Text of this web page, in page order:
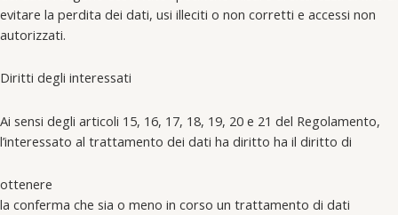
evitare la perdita dei dati, usi illeciti o non corretti e accessi non
autorizzati.
Diritti degli interessati
Ai sensi degli articoli 15, 16, 17, 18, 19, 20 e 21 del Regolamento,
l’interessato al trattamento dei dati ha diritto ha il diritto di
ottenere
la conferma che sia o meno in corso un trattamento di dati